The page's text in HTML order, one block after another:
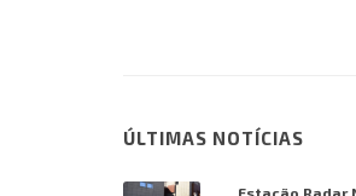
ÚLTIMAS NOTÍCIAS
Estação Radar